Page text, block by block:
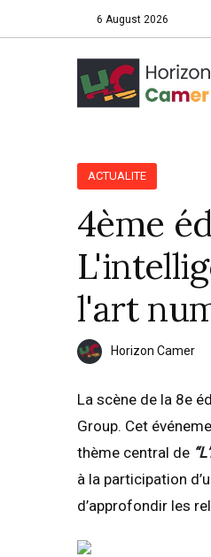
6 August 2026
ACTUALITE
4ème
l'art
Horizon Camer
La scène de la 8e
Group. Cet
thème central de
à la participation
d’approfondir les